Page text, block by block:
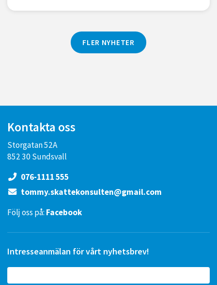
FLER NYHETER
Kontakta oss
Storgatan 52A
852 30 Sundsvall
076-1111 555
tommy.skattekonsulten@gmail.com
Följ oss på: Facebook
Intresseanmälan för vårt nyhetsbrev!